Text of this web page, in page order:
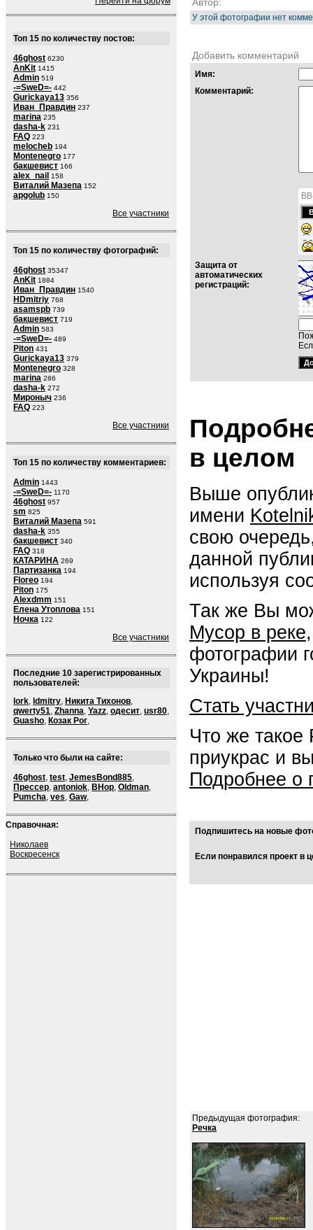
Топ 15 по количеству постов:
46ghost 6230
AnKit 1415
Admin 519
-=SweD=- 442
Gurickaya13 356
Иван_Правдин 237
marina 235
dasha-k 231
FAQ 223
melocheb 194
Montenegro 177
бакшевист 166
alex_nail 158
Виталий Мазепа 152
apgolub 150
Все участники
Топ 15 по количеству фотографий:
46ghost 35347
AnKit 1884
Иван_Правдин 1540
HDmitriy 768
asamspb 739
бакшевист 719
Admin 583
-=SweD=- 489
Piton 431
Gurickaya13 379
Montenegro 328
marina 286
dasha-k 272
Мироныч 236
FAQ 223
Все участники
Топ 15 по количеству комментариев:
Admin 1443
-=SweD=- 1170
46ghost 957
sm 825
Виталий Мазепа 591
dasha-k 355
бакшевист 340
FAQ 318
КАТАРИНА 269
Партизанка 194
Floreo 194
Piton 175
Alexdmm 151
Елена Утоплова 151
Ночка 122
Все участники
Последние 10 зарегистрированных
пользователей:
lork, ldmitry, Никита Тихонов,
qwerty51, Zhanna, Yazz, одесит, usr80,
Guasho, Козак Рог,
Только что были на сайте:
46ghost, test, JemesBond885,
Прессер, antoniok, BHop, Oldman,
Pumcha, ves, Gaw,
Справочная:
Николаев
Воскресенск
У этой фотографии нет
Добавить комментарий
Имя:
Комментарий:
Защита от
автоматических
регистраций:
в целом
Выше
имени
свою
данной
используя
Так же Вы
Мусор в реке
фотографии
Украины!
Стать
Что же такое
приукрас и
Подробнее о
Подпишитесь на новые
Если понравился проект в
Предыдущая фотография:
Речка